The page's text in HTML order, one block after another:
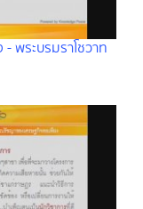
พระบรมราโชวาท